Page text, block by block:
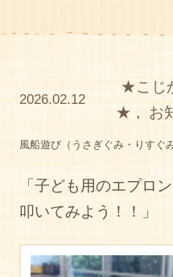
2026.02.12
★こじ
★ , お
風船遊び（うさぎぐみ・りすぐみ
「子ども用のエプロ
叩いてみよう！！」